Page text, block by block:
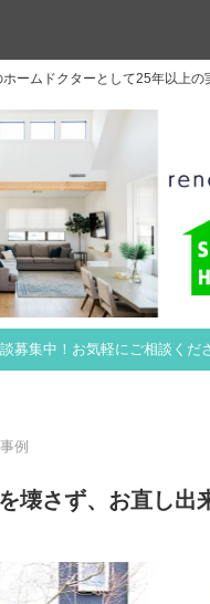
ームドクターとして25年以上の
募集中！お気軽にご相談くだ
例
壊さず、お直し出